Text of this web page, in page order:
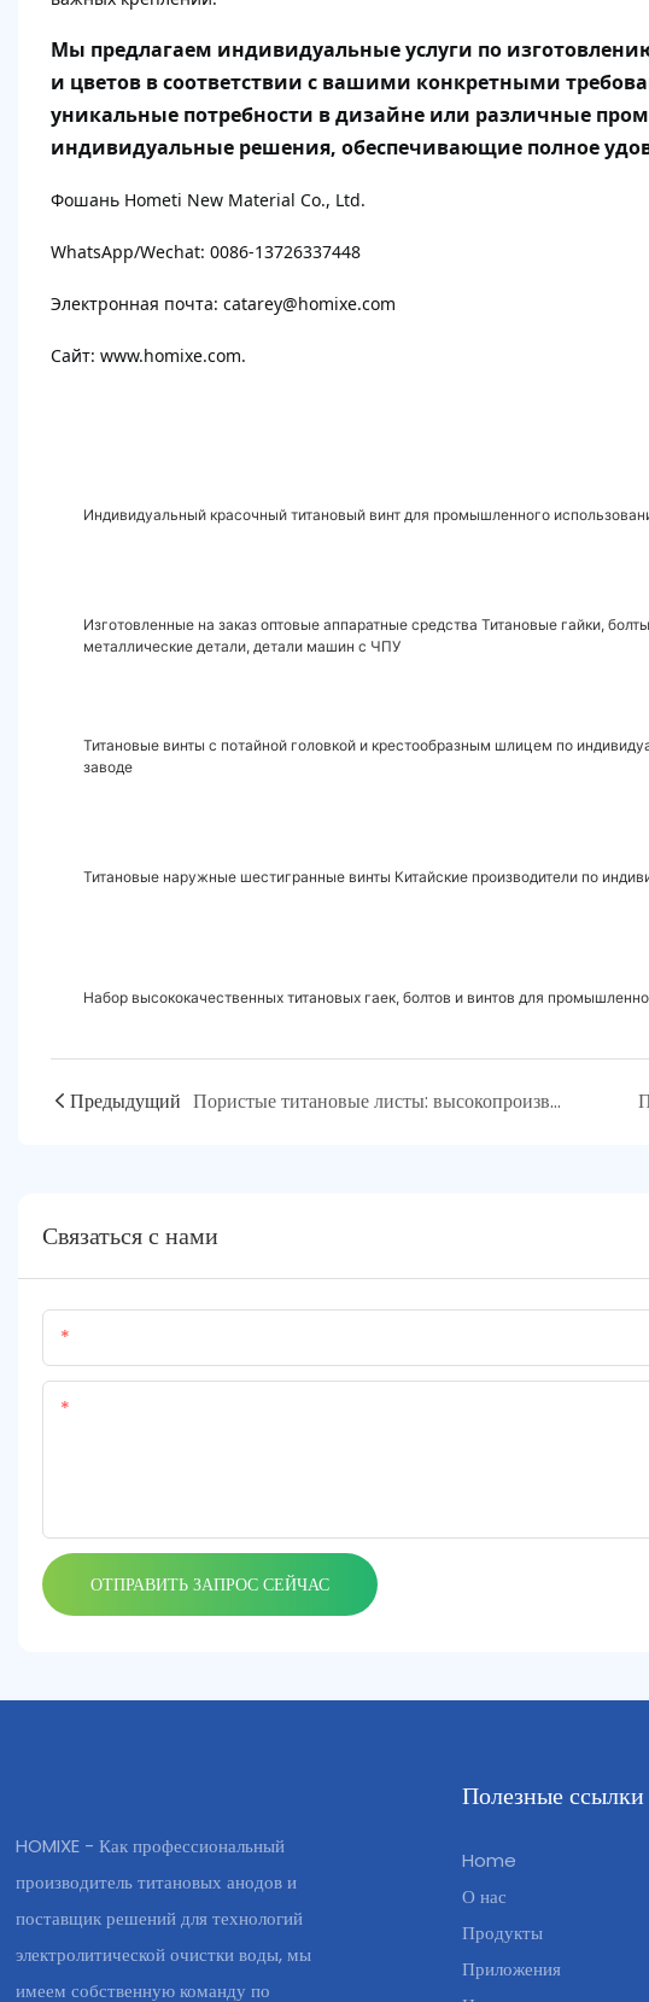
Мы предлагаем индивидуальные услуги по
и цветов в соответствии с вашими конкретными
уникальные потребности в дизайне или различные
индивидуальные решения, обеспечивающие полное
Фошань Hometi New Material Co., Ltd.
WhatsApp/Wechat: 0086-13726337448
Электронная почта: catarey@homixe.com
Сайт: www.homixe.com.
Индивидуальный красочный титановый винт для промышленного
Изготовленные на заказ оптовые аппаратные средства Титановые гайки,
металлические детали, детали машин с ЧПУ
Титановые винты с потайной головкой и крестообразным шлицем по
заводе
Титановые наружные шестигранные винты Китайские производители по
Набор высококачественных титановых гаек, болтов и винтов для
Предыдущий Пористые титановые листы: высокопроизводительный материал для экстремальных условий
Связаться с нами
ОТПРАВИТЬ ЗАПРОС СЕЙЧАС
HOMIXE - Как профессиональный
производитель титановых анодов и
поставщик решений для технологий
электролитической очистки воды, мы
имеем собственную команду по
Полезные ссылки
Home
О нас
Продукты
Приложения